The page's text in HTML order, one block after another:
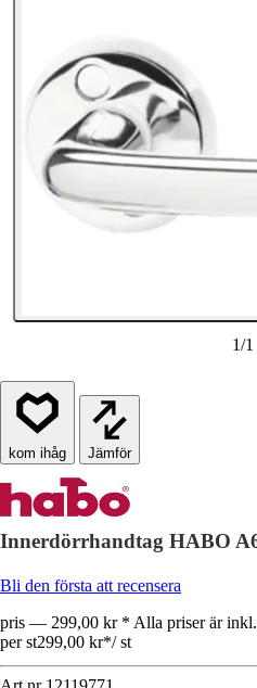
1/1
Jämför
Innerdörrhandtag HABO
Bli den första att recensera
pris — 299,00 kr * Alla priser är inkl.
per st299,00 kr*/ st